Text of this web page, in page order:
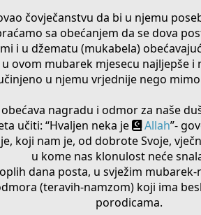
čovječanstvu da bi u njemu
sa obećanjem da se dova
i u džematu (mukabela)
ovom mubarek mjesecu najljepše
u njemu vrjednije nego mimo
nagradu i odmor za naše
učiti: “Hvaljen neka je
Allah”-
koji nam je, od dobrote Svoje,
u kome nas klonulost neće
dana posta, u svježim
(teravih-namzom) koji ima
porodicama.